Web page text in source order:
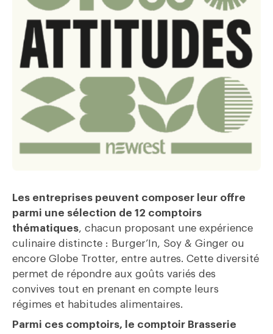
Les entreprises peuvent composer leur offre
parmi une sélection de 12 comptoirs
thématiques, chacun proposant une expérience
culinaire distincte : Burger’In, Soy & Ginger ou
encore Globe Trotter, entre autres. Cette diversité
permet de répondre aux goûts variés des
convives tout en prenant en compte leurs
régimes et habitudes alimentaires.
Parmi ces comptoirs, le comptoir Brasserie